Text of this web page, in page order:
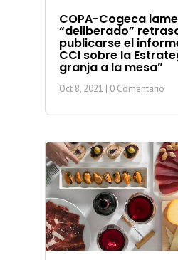
COPA-Cogeca
“deliberado”
publicarse el
CCI sobre la
granja a la mesa”
Oct 8, 2021 | 0 Comentario